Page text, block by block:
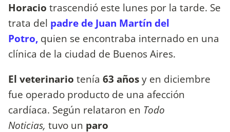
Horacio trascendió este lunes por la tarde. Se
trata del padre de Juan Martín del
Potro, quien se encontraba internado en una
clínica de la ciudad de Buenos Aires.
El veterinario tenía 63 añosy en diciembre
fue operado producto de una afección
cardíaca. Según relataron en Todo
Noticias, tuvo un paro